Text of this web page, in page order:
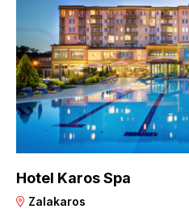
Hotel Karos Spa
Zalakaros